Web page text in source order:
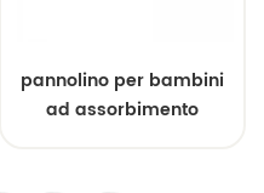
pannolino per bambini
ad assorbimento